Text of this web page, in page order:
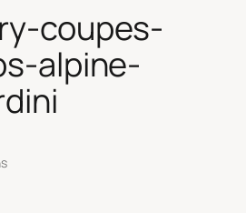
coupes-
alpine-